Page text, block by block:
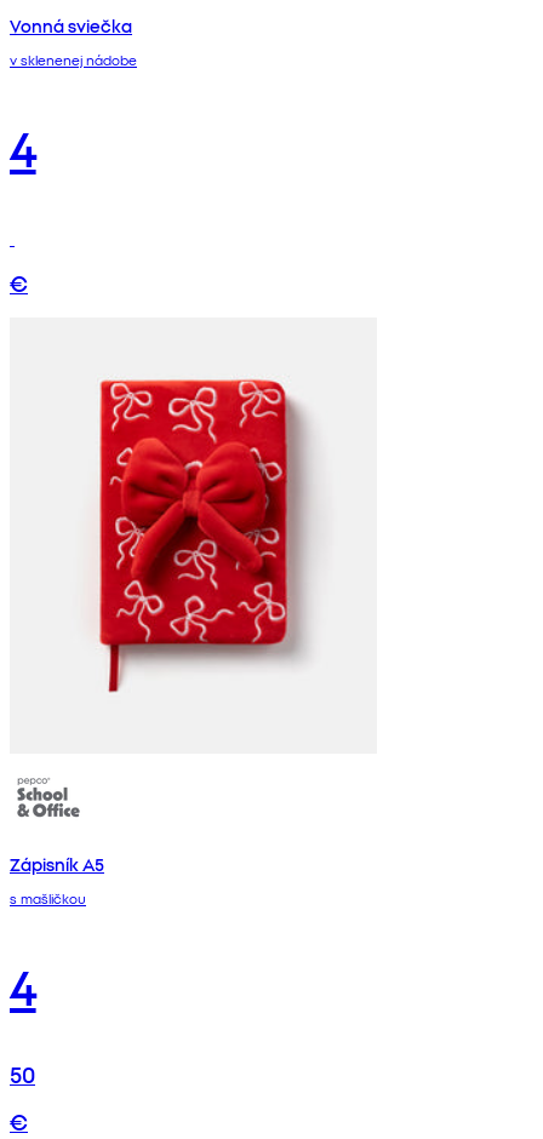
Vonná sviečka
v sklenenej nádobe
4
€
Zápisník A5
s mašličkou
4
50
€